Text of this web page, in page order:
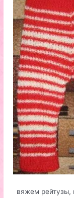
вяжем рейтузы,